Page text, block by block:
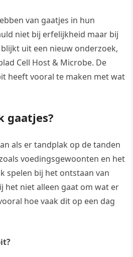
van gaatjes in hun
niet bij erfelijkheid maar bij
uit een nieuw onderzoek,
Cell Host & Microbe. De
heeft vooral te maken met wat
gaatjes?
als er tandplak op de tanden
voedingsgewoonten en het
spelen bij het ontstaan van
het niet alleen gaat om wat er
hoe vaak dit op een dag